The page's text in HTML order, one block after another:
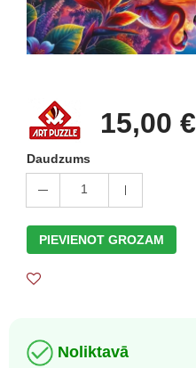
15,00 €
Daudzums
1
PIEVIENOT GROZAM
Noliktavā